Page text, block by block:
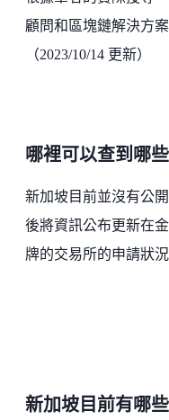
顧問和區塊鏈解決方
（2023/10/14 更新）
哪裡可以查到哪
新加坡目前並沒有公
後將資訊公布更新在
牌的交易所的申請狀況
新加坡目前有哪